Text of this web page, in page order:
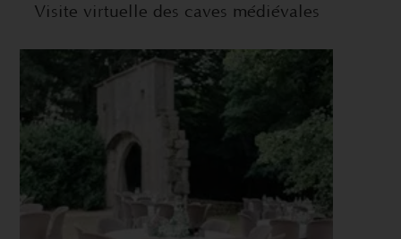
Visite virtuelle des caves médiévales